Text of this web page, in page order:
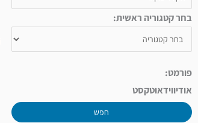
בחר קטגוריה ראשית:
פורמט:
אודיווידאוטקסט
חפש